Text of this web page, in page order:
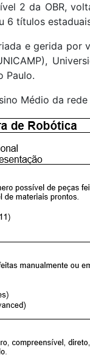
2 da OBR,
6 títulos
e gerida por
Paulo.
Médio da rede